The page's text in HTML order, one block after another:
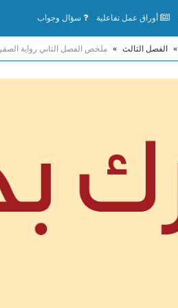
أوراق عمل تفاعلية سؤال وجواب
» الفصل الثالث » ملخص الفصل الثاني رواية الصقر